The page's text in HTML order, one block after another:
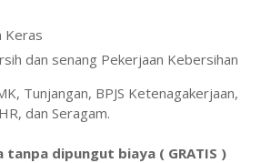
Keras
dan senang Pekerjaan Kebersihan
Tunjangan, BPJS Ketenagakerjaan,
dan Seragam.
tanpa dipungut biaya ( GRATIS )